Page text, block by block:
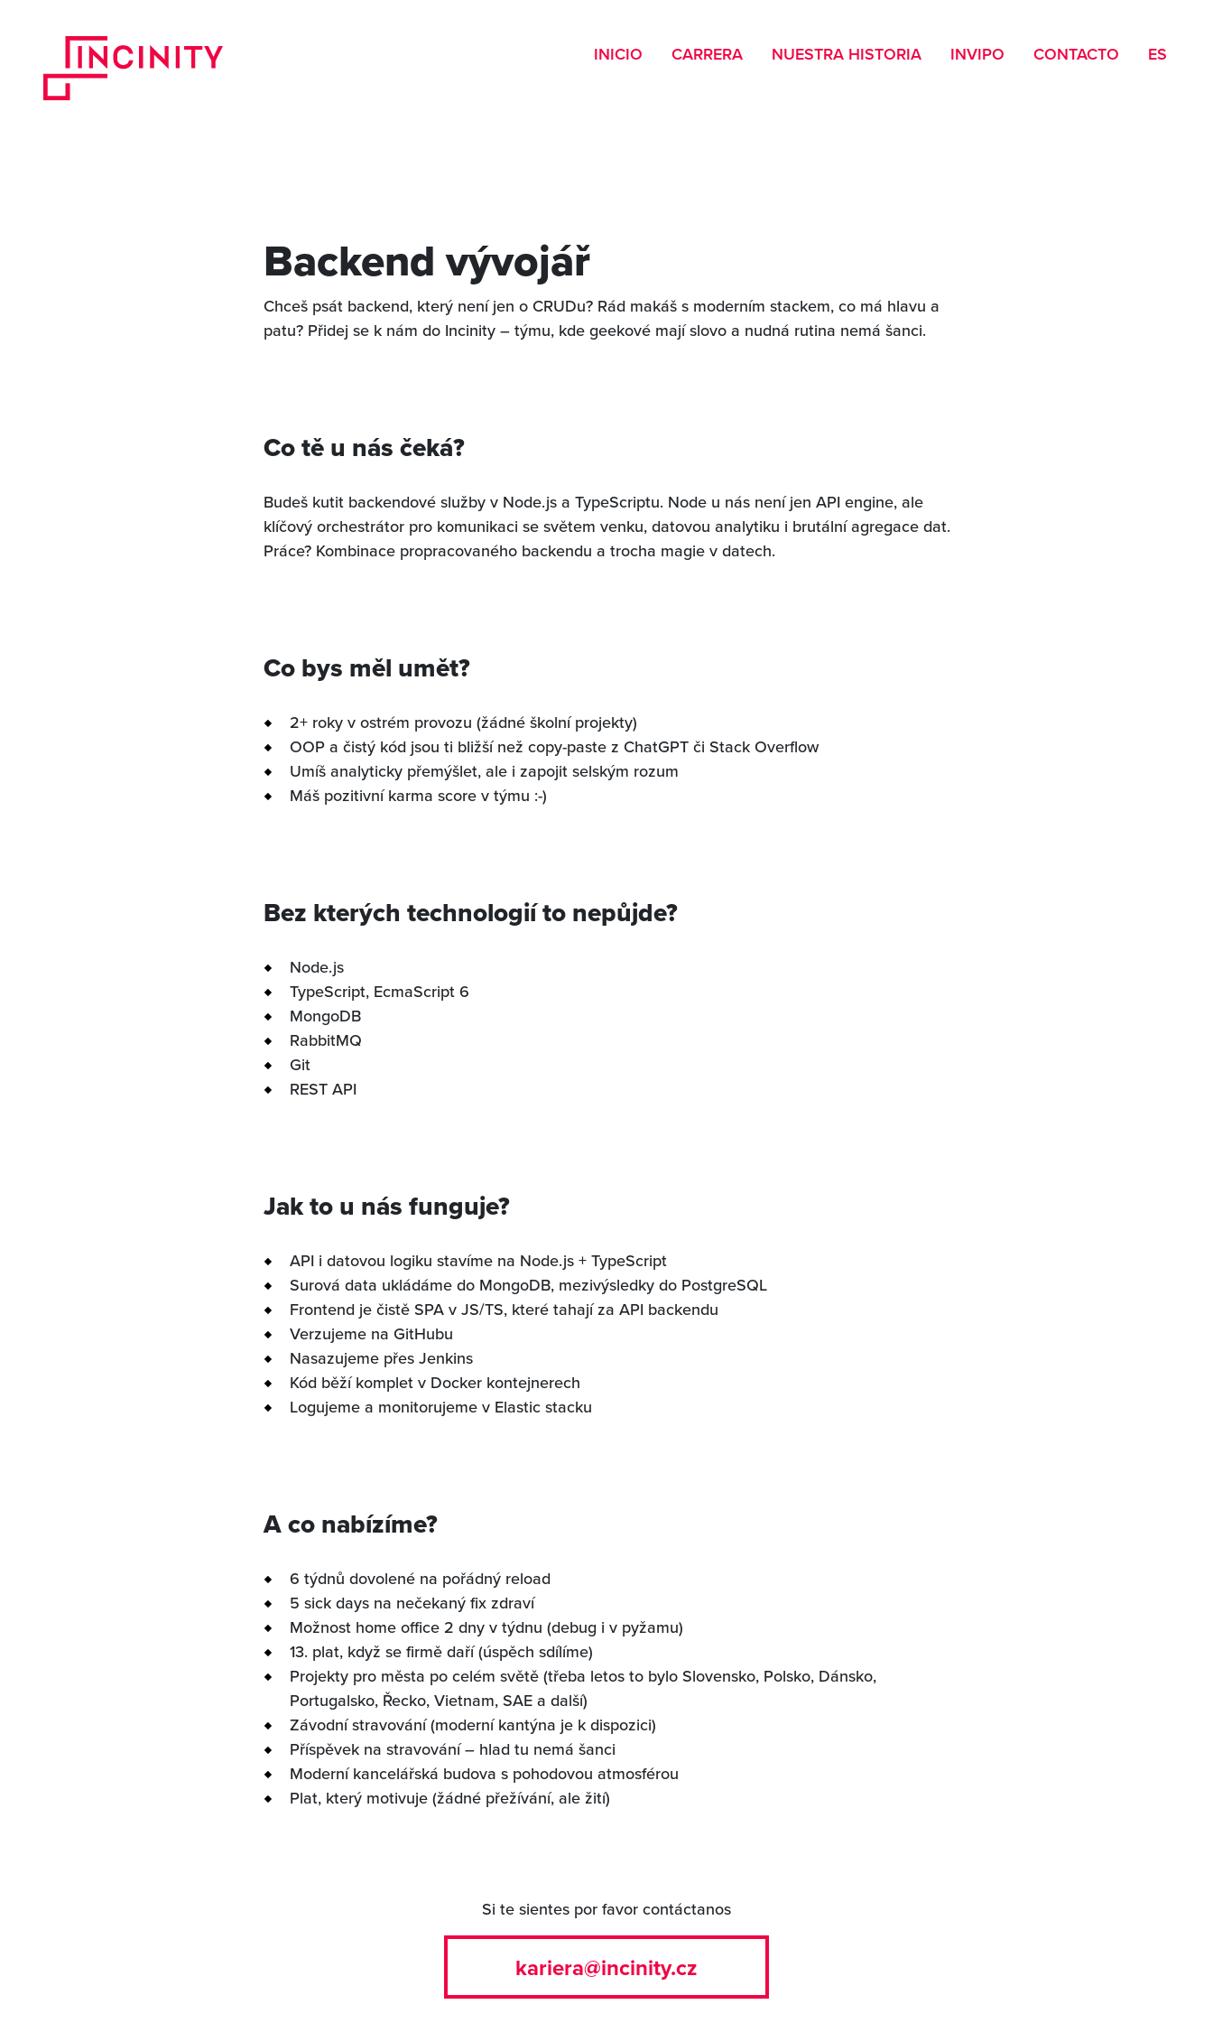
INICIO CARRERA NUESTRA HISTORIA INVIPO CONTACTO ES
Backend vývojář
Chceš psát backend, který není jen o CRUDu? Rád makáš s moderním stackem, co má hlavu a
patu? Přidej se k nám do Incinity – týmu, kde geekové mají slovo a nudná rutina nemá šanci.
Co tě u nás čeká?
Budeš kutit backendové služby v Node.js a TypeScriptu. Node u nás není jen API engine, ale
klíčový orchestrátor pro komunikaci se světem venku, datovou analytiku i brutální agregace dat.
Práce? Kombinace propracovaného backendu a trocha magie v datech.
Co bys měl umět?
2+ roky v ostrém provozu (žádné školní projekty)
OOP a čistý kód jsou ti bližší než copy-paste z ChatGPT či Stack Overflow
Umíš analyticky přemýšlet, ale i zapojit selským rozum
Máš pozitivní karma score v týmu :-)
Bez kterých technologií to nepůjde?
Node.js
TypeScript, EcmaScript 6
MongoDB
RabbitMQ
Git
REST API
Jak to u nás funguje?
API i datovou logiku stavíme na Node.js + TypeScript
Surová data ukládáme do MongoDB, mezivýsledky do PostgreSQL
Frontend je čistě SPA v JS/TS, které tahají za API backendu
Verzujeme na GitHubu
Nasazujeme přes Jenkins
Kód běží komplet v Docker kontejnerech
Logujeme a monitorujeme v Elastic stacku
A co nabízíme?
6 týdnů dovolené na pořádný reload
5 sick days na nečekaný fix zdraví
Možnost home office 2 dny v týdnu (debug i v pyžamu)
13. plat, když se firmě daří (úspěch sdílíme)
Projekty pro města po celém světě (třeba letos to bylo Slovensko, Polsko, Dánsko,
Portugalsko, Řecko, Vietnam, SAE a další)
Závodní stravování (moderní kantýna je k dispozici)
Příspěvek na stravování – hlad tu nemá šanci
Moderní kancelářská budova s pohodovou atmosférou
Plat, který motivuje (žádné přežívání, ale žití)
Si te sientes por favor contáctanos
kariera@incinity.cz